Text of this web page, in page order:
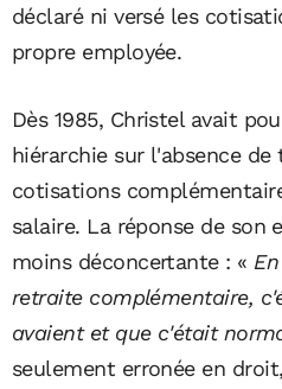
déclaré ni versé les
propre employée.
Dès 1985, Christel avait
hiérarchie sur l'absence
cotisations
salaire. La réponse de son
moins déconcertante : «
retraite complémentaire,
avaient et que c'était
seulement erronée en